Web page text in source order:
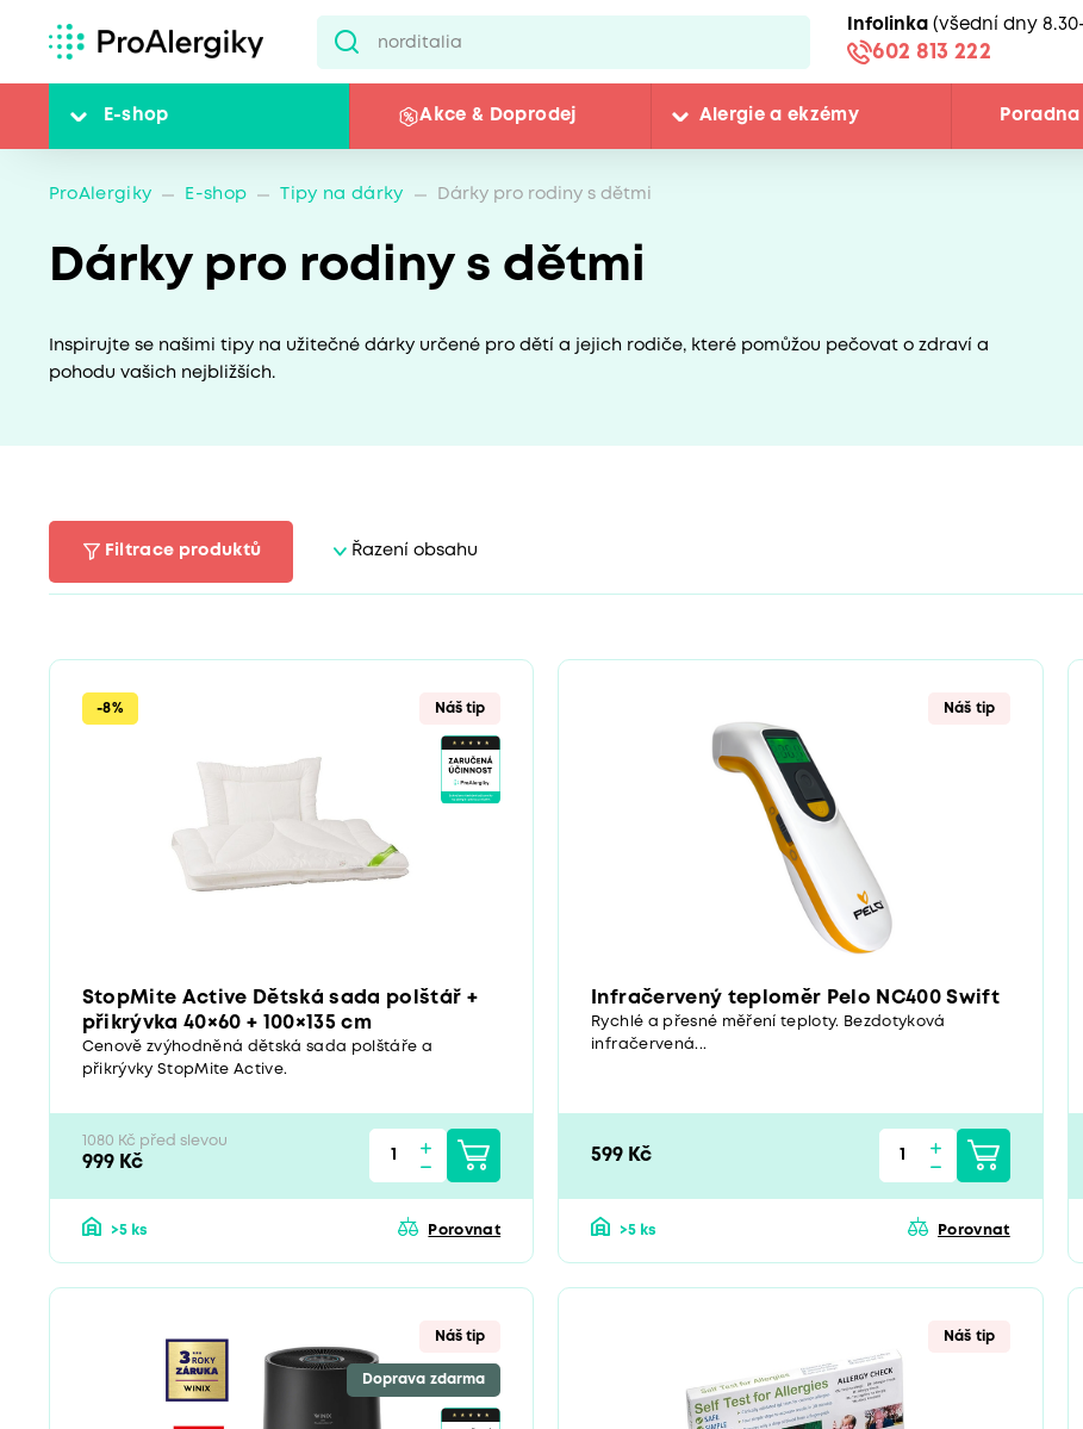
Infolinka (všední dny
602 813 222
E-shop Akce & Doprodej Alergie a ekzémy Poradna
ProAlergiky E-shop Tipy na dárky Dárky pro rodiny s dětmi
Dárky pro rodiny s dětmi
Inspirujte se našimi tipy na užitečné dárky určené pro dětí a jejich rodiče, které pomůžou pečovat o zdraví a
pohodu vašich nejbližších.
Filtrace produktů Řazení obsahu
-8% Náš tip
StopMite Active Dětská sada polštář +
přikrývka 40×60 + 100×135 cm
Cenově zvýhodněná dětská sada polštáře a
přikrývky StopMite Active.
1080 Kč před slevou
999 Kč
>5 ks Porovnat
Náš tip
Infračervený teploměr Pelo NC400 Swift
Rychlé a přesné měření teploty. Bezdotyková
infračervená...
599 Kč
>5 ks Porovnat
Náš tip
Doprava zdarma
Náš tip